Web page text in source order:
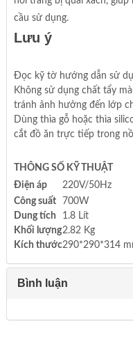
cầu sử dụng.
Lưu ý
Đọc kỹ tờ hướng dẫn sử
Không sử dụng chất tẩy
tránh ảnh hưởng đến lớp
Dùng thìa gỗ hoặc thìa
cắt đồ ăn trực tiếp trong
THÔNG SỐ KỸ THUẬT
Điện áp
220V/50Hz
Công suất
700W
Dung tích
1.8 Lít
Khối lượng2.82 Kg
Kích thước290*290*314
Bình luận